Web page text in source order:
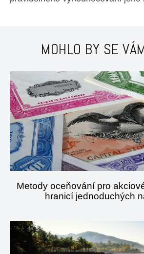
MOHLO BY SE
Metody oceňování pro
hranicí jednoduchých